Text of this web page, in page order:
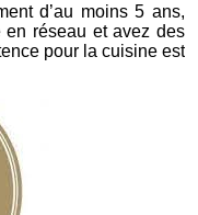
d’au moins 5 ans,
en réseau et avez des
pour la cuisine est